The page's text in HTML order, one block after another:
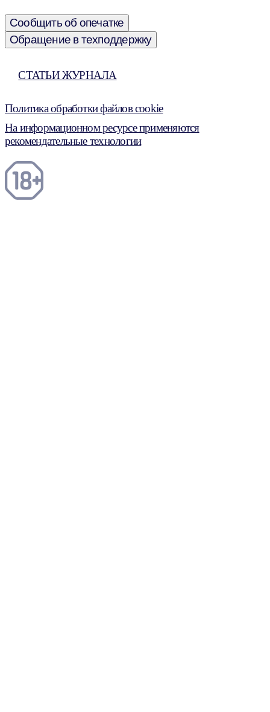
Сообщить об опечатке
Обращение в техподдержку
СТАТЬИ ЖУРНАЛА
Политика обработки файлов cookie
На информационном ресурсе применяются
рекомендательные технологии